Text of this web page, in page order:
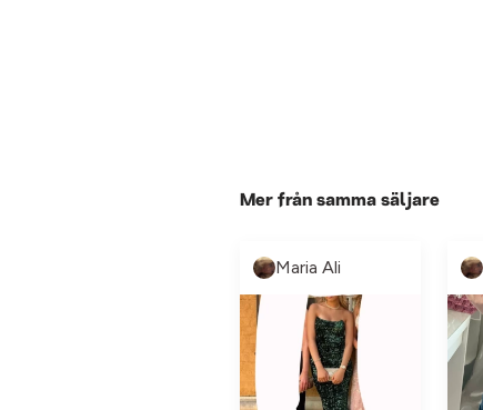
Mer från samma säljare
Maria Ali